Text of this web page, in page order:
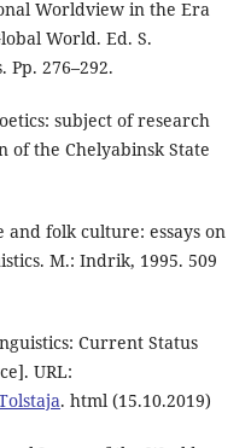
Worldview in the Era
World. Ed. S.
Рp. 276–292.
subject of research
of the Chelyabinsk State
and folk culture: essays on
M.: Indrik, 1995. 509
Current Status
URL:
. html (15.10.2019)